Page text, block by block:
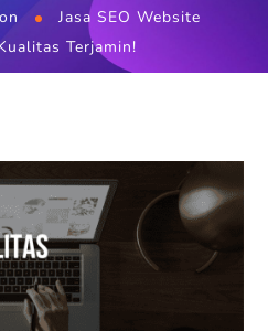
Jasa SEO Website
Terjamin!